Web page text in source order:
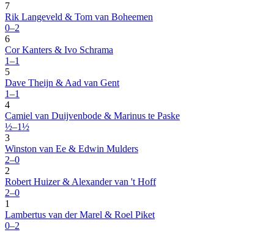
7
Rik Langeveld & Tom van Boheemen
0–2
6
Cor Kanters & Ivo Schrama
1–1
5
Dave Theijn & Aad van Gent
1–1
4
Camiel van Duijvenbode & Marinus te Paske
½–1½
3
Winston van Ee & Edwin Mulders
2–0
2
Robert Huizer & Alexander van 't Hoff
2–0
1
Lambertus van der Marel & Roel Piket
0–2